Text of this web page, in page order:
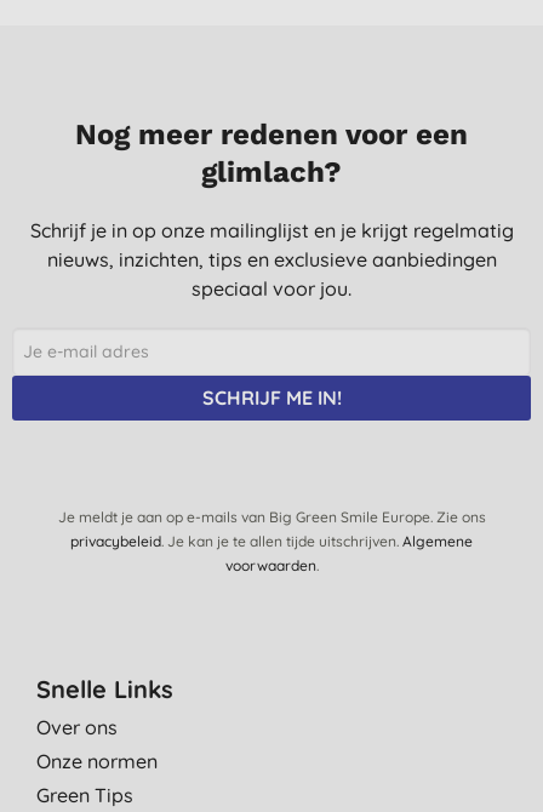
J. K., Rijswijk
28-3-2021
vrienden zijn heel tevreden
wij nog gebruiken
D., Wijgmaal (Leuven)
M. V. B., Goes
Nog meer redenen voor een
glimlach?
Schrijf je in op onze mailinglijst en je krijgt regelmatig
nieuws, inzichten, tips en exclusieve aanbiedingen
speciaal voor jou.
SCHRIJF ME IN!
Je meldt je aan op e-mails van Big Green Smile Europe. Zie ons
privacybeleid. Je kan je te allen tijde uitschrijven. Algemene
voorwaarden.
Snelle Links
Over ons
Onze normen
Green Tips